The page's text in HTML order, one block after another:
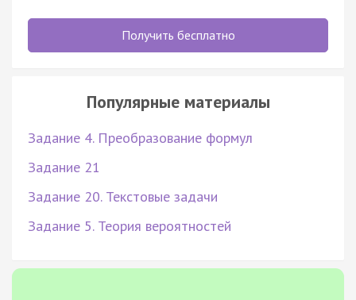
Получить бесплатно
Популярные материалы
Задание 4. Преобразование формул
Задание 21
Задание 20. Текстовые задачи
Задание 5. Теория вероятностей